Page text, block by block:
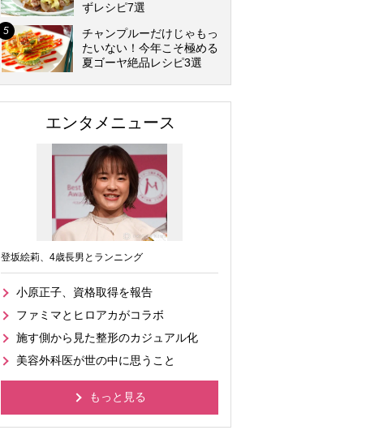
ずレシピ7選
チャンプルーだけじゃもっ
たいない！今年こそ極める
夏ゴーヤ絶品レシピ3選
エンタメニュース
登坂絵莉、4歳長男とランニング
小原正子、資格取得を報告
ファミマとヒロアカがコラボ
施す側から見た整形のカジュアル化
美容外科医が世の中に思うこと
もっと見る